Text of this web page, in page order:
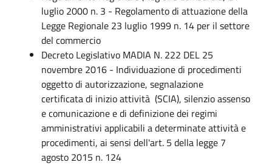
luglio 2000 n. 3 - Regolamento di attuazione della
Legge Regionale 23 luglio 1999 n. 14 per il settore
del commercio
Decreto Legislativo MADIA N. 222 DEL 25
novembre 2016​ - Individuazione di procedimenti
oggetto di autorizzazione, segnalazione
certificata di inizio attività (SCIA), silenzio assenso
e comunicazione e di definizione dei regimi
amministrativi applicabili a determinate attività e
procedimenti, ai sensi dell'art. 5 della legge 7
agosto 2015 n. 124